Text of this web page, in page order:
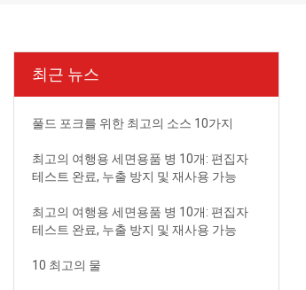
최근 뉴스
풀드 포크를 위한 최고의 소스 10가지
최고의 여행용 세면용품 병 10개: 편집자
테스트 완료, 누출 방지 및 재사용 가능
최고의 여행용 세면용품 병 10개: 편집자
테스트 완료, 누출 방지 및 재사용 가능
10 최고의 물